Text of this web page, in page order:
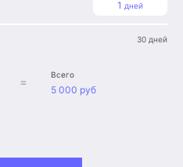
1 дней
30 дней
= Всего
5 000 руб